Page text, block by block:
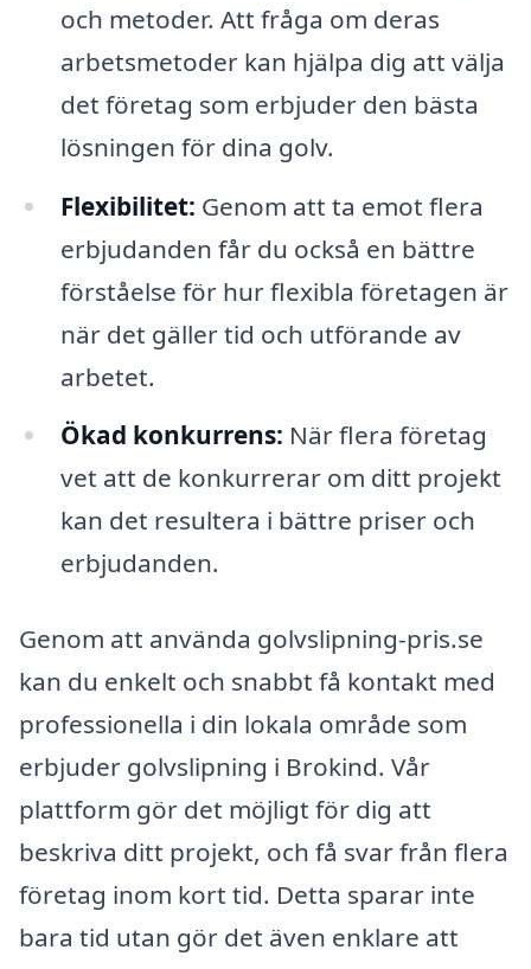
och metoder. Att fråga om deras
arbetsmetoder kan hjälpa dig att välja
det företag som erbjuder den bästa
lösningen för dina golv.
Flexibilitet: Genom att ta emot flera
erbjudanden får du också en bättre
förståelse för hur flexibla företagen är
när det gäller tid och utförande av
arbetet.
Ökad konkurrens: När flera företag
vet att de konkurrerar om ditt projekt
kan det resultera i bättre priser och
erbjudanden.
Genom att använda golvslipning-pris.se
kan du enkelt och snabbt få kontakt med
professionella i din lokala område som
erbjuder golvslipning i Brokind. Vår
plattform gör det möjligt för dig att
beskriva ditt projekt, och få svar från flera
företag inom kort tid. Detta sparar inte
bara tid utan gör det även enklare att